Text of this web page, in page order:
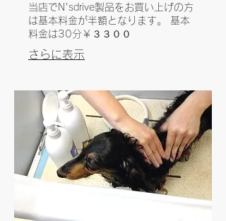
当店でN'sdrive製品をお買い上げの方
は基本料金が半額となります。 基本
料金は30分￥３３００
さらに表示